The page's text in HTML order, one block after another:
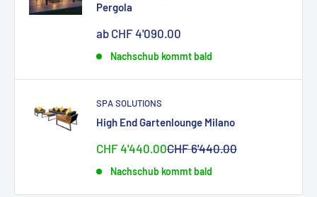
Pergola
Sonderpreis
ab CHF 4'090.00
Nachschub kommt bald
SPA SOLUTIONS
High End Gartenlounge Milano
Sonderpreis
CHF 4'440.00Normalpreis
CHF 6'440.00
Nachschub kommt bald